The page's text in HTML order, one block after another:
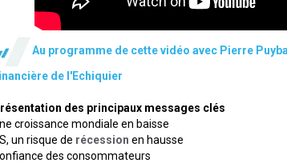
Au programme de cette vidéo avec Pierre
de l'Echiquier
des principaux messages clés
croissance mondiale en baisse
un risque de récession en hausse
des consommateurs